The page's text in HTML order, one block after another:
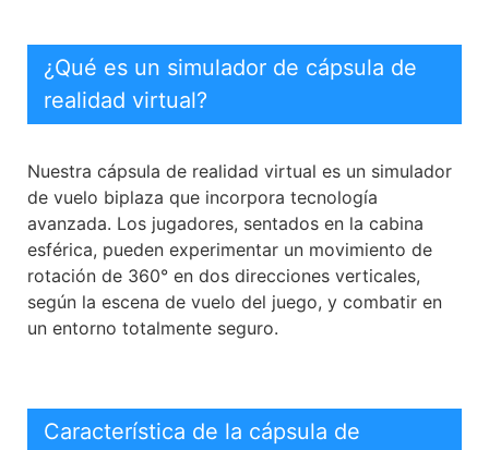
¿Qué es un simulador de cápsula de
realidad virtual?
Nuestra cápsula de realidad virtual es un simulador
de vuelo biplaza que incorpora tecnología
avanzada. Los jugadores, sentados en la cabina
esférica, pueden experimentar un movimiento de
rotación de 360° en dos direcciones verticales,
según la escena de vuelo del juego, y combatir en
un entorno totalmente seguro.
Característica de la cápsula de